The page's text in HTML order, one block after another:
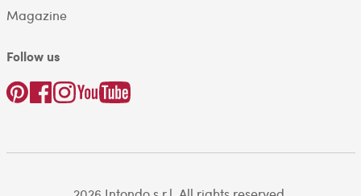
Magazine
Follow us